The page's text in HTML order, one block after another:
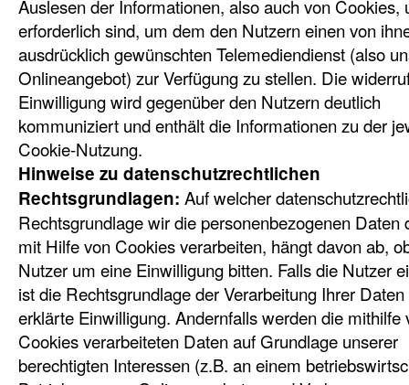
Auslesen der Informationen, also auch von Cookies,
erforderlich sind, um dem den Nutzern einen von
ausdrücklich gewünschten Telemediendienst (also
Onlineangebot) zur Verfügung zu stellen. Die
Einwilligung wird gegenüber den Nutzern deutlich
kommuniziert und enthält die Informationen zu der
Cookie-Nutzung.
Hinweise zu datenschutzrechtlichen
Rechtsgrundlagen: Auf welcher
Rechtsgrundlage wir die personenbezogenen Daten
mit Hilfe von Cookies verarbeiten, hängt davon ab,
Nutzer um eine Einwilligung bitten. Falls die Nutzer
ist die Rechtsgrundlage der Verarbeitung Ihrer
erklärte Einwilligung. Andernfalls werden die mithilfe
Cookies verarbeiteten Daten auf Grundlage unserer
berechtigten Interessen (z.B. an einem